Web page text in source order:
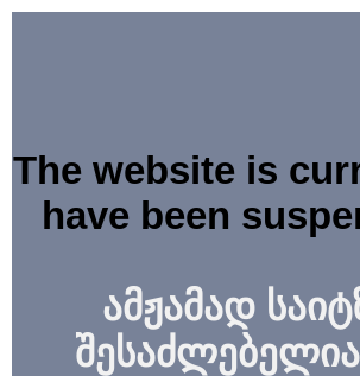
The website is
have been
ამჟამად